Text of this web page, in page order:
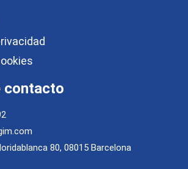
contacto
80, 08015 Barcelona